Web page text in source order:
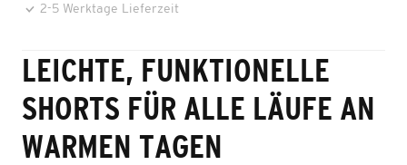
2-5 Werktage Lieferzeit
LEICHTE, FUNKTIONELLE
SHORTS FÜR ALLE LÄUFE AN
WARMEN TAGEN